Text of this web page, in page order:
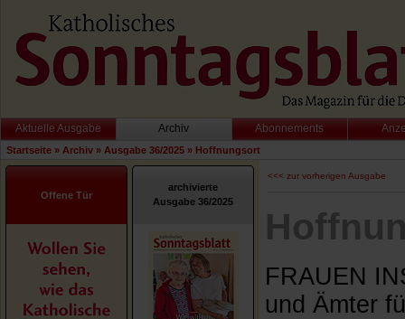
Aktuelle Ausgabe Archiv Abonnements
Startseite » Archiv » Ausgabe 36/2025 » Hoffnungsort
Offene Tür
archivierte
Ausgabe 36/2025
<<< zur vorherigen Ausgabe
FRAUEN
und Ämter